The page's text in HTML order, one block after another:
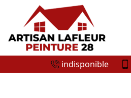
indisponible